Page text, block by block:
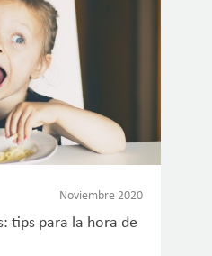
Noviembre 2020
tips para la hora de